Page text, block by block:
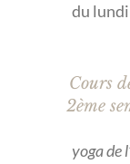
du
Cours
2ème
yoga de